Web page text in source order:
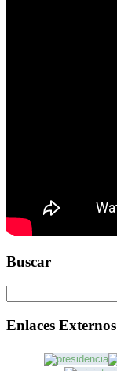
Buscar
Enlaces Externos